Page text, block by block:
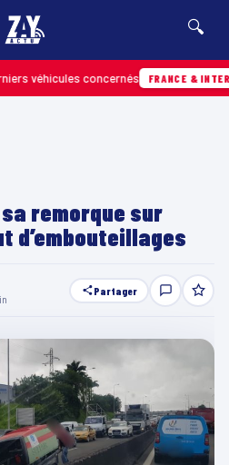
🔍
concernés FRANCE &
remorque sur
d’embouteillages
Partager